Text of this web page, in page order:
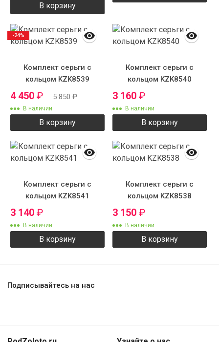
В корзину
Комплект серьги с
кольцом KZK8539
4 450 ₽ 5 850₽
В наличии
В корзину
-24%
Комплект серьги с
кольцом KZK8540
3 160 ₽
В наличии
В корзину
Комплект серьги с
кольцом KZK8541
3 140 ₽
В наличии
В корзину
Комплект серьги с
кольцом KZK8538
3 150 ₽
В наличии
В корзину
Подписывайтесь на нас